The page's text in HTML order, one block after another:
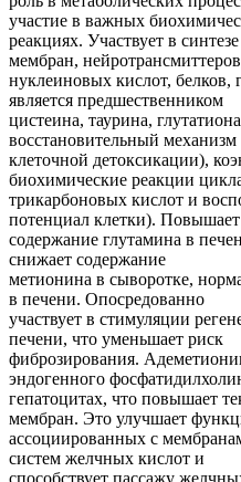
участие в важных
реакциях. Участвует в
мембран,
нуклеиновых кислот,
является предшественником
цистеина, таурина,
восстановительный механизм
клеточной детоксикации),
биохимические реакции
трикарбоновых кислот и
потенциал клетки). Повышает
содержание глутамина в
снижает содержание
метионина в сыворотке,
в печени. Опосредованно
участвует в стимуляции
печени, что уменьшает риск
фиброзирования.
эндогенного
гепатоцитах, что повышает
мембран. Это улучшает
ассоциированных с
систем желчных кислот и
способствует пассажу